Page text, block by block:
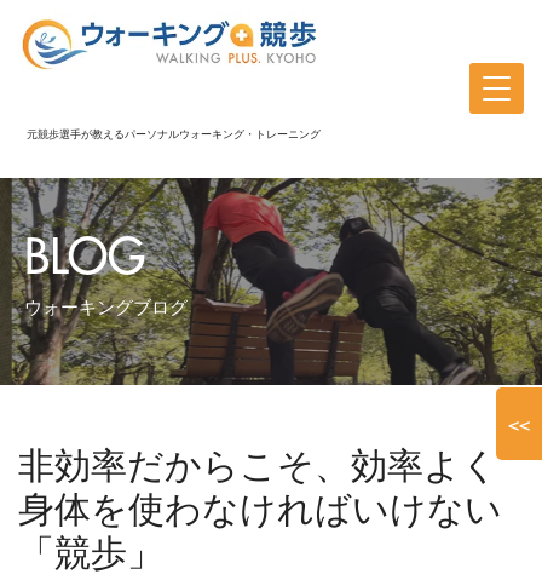
元競歩選手が教えるパーソナルウォーキング・トレーニング
BLOG
ウォーキングブログ
非効率だからこそ、効率よく
身体を使わなければいけない
「競歩」
<<